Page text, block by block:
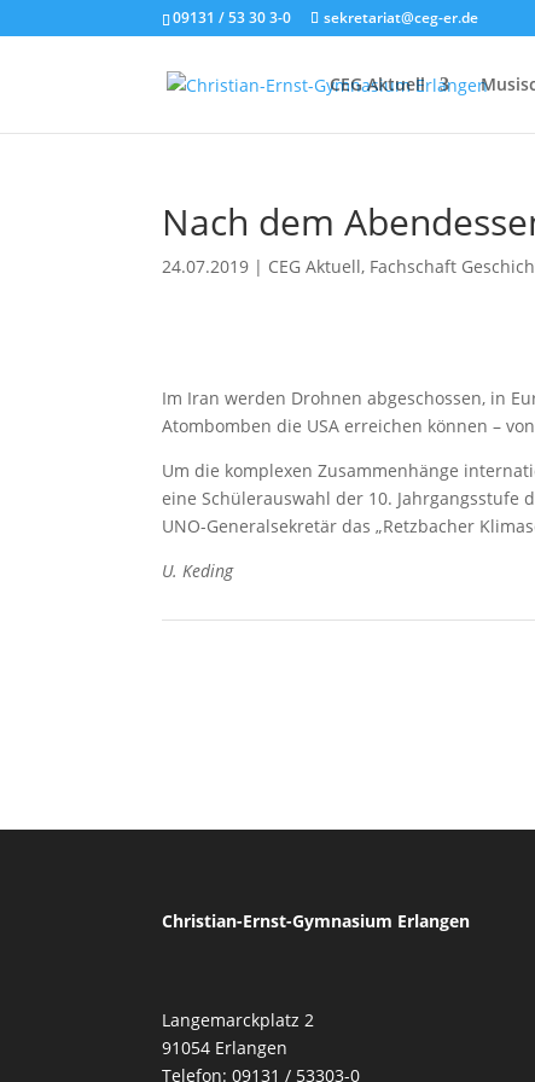
09131 / 53 30 3-0 sekretariat@ceg-er.de
CEG Aktuell
Nach dem
24.07.2019 | CEG Aktuell, Fachschaft
Im Iran werden Drohnen abgeschossen, in
Atombomben die USA erreichen können –
Um die komplexen Zusammenhänge
eine Schülerauswahl der 10. Jahrgangsstufe
UNO-Generalsekretär das „Retzbacher
U. Keding
Christian-Ernst-Gymnasium Erlangen
Langemarckplatz 2
91054 Erlangen
Telefon: 09131 / 53303-0